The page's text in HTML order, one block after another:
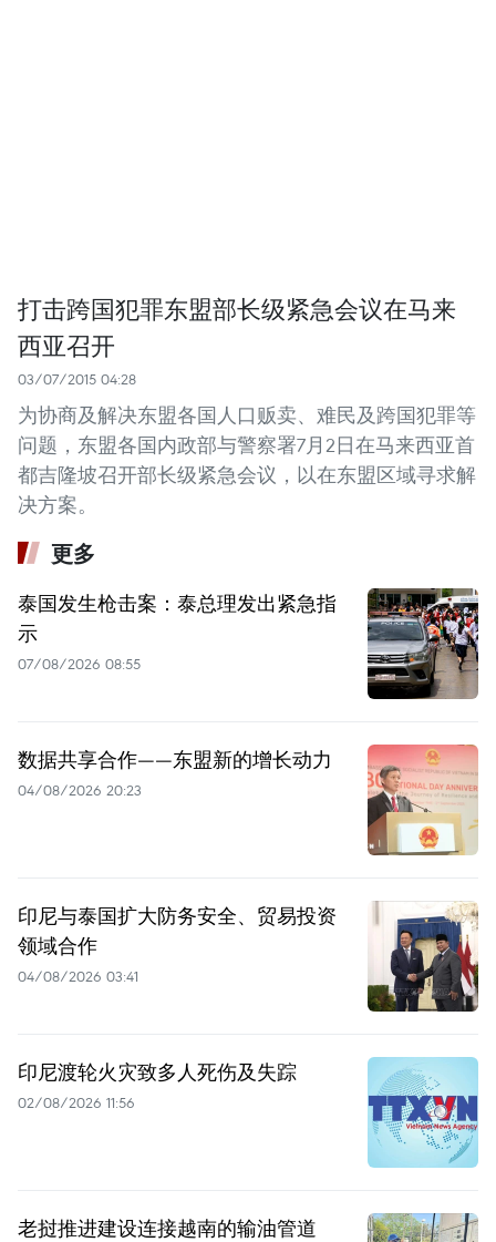
打击跨国犯罪东盟部长级紧急会议在马来
西亚召开
03/07/2015 04:28
为协商及解决东盟各国人口贩卖、难民及跨国犯罪等
问题，东盟各国内政部与警察署7月2日在马来西亚首
都吉隆坡召开部长级紧急会议，以在东盟区域寻求解
决方案。
更多
泰国发生枪击案：泰总理发出紧急指
示
07/08/2026 08:55
数据共享合作——东盟新的增长动力
04/08/2026 20:23
印尼与泰国扩大防务安全、贸易投资
领域合作
04/08/2026 03:41
印尼渡轮火灾致多人死伤及失踪
02/08/2026 11:56
老挝推进建设连接越南的输油管道